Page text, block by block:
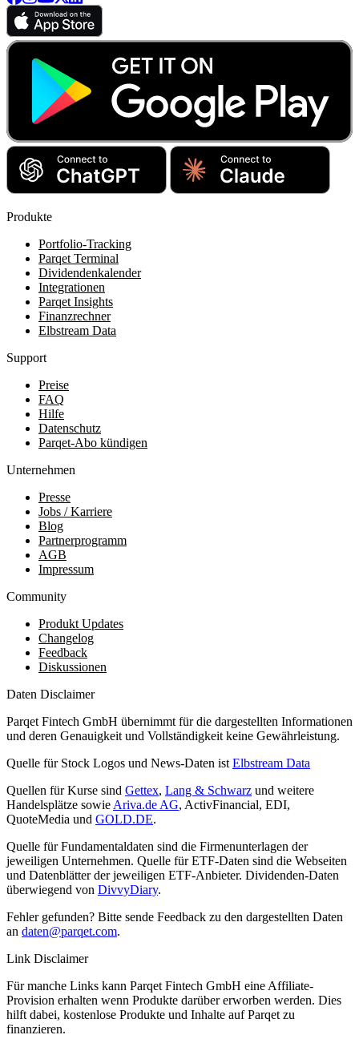
Produkte
Portfolio-Tracking
Parqet Terminal
Dividendenkalender
Integrationen
Parqet Insights
Finanzrechner
Elbstream Data
Support
Preise
FAQ
Hilfe
Datenschutz
Parqet-Abo kündigen
Unternehmen
Presse
Jobs / Karriere
Blog
Partnerprogramm
AGB
Impressum
Community
Produkt Updates
Changelog
Feedback
Diskussionen
Daten Disclaimer
Parqet Fintech GmbH übernimmt für die dargestellten Informationen
und deren Genauigkeit und Vollständigkeit keine Gewährleistung.
Quelle für Stock Logos und News-Daten ist Elbstream Data
Quellen für Kurse sind Gettex, Lang & Schwarz und weitere
Handelsplätze sowie Ariva.de AG, ActivFinancial, EDI,
QuoteMedia und GOLD.DE.
Quelle für Fundamentaldaten sind die Firmenunterlagen der
jeweiligen Unternehmen. Quelle für ETF-Daten sind die Webseiten
und Datenblätter der jeweiligen ETF-Anbieter. Dividenden-Daten
überwiegend von DivvyDiary.
Fehler gefunden? Bitte sende Feedback zu den dargestellten Daten
an daten@parqet.com.
Link Disclaimer
Für manche Links kann Parqet Fintech GmbH eine Affiliate-
Provision erhalten wenn Produkte darüber erworben werden. Dies
hilft dabei, kostenlose Produkte und Inhalte auf Parqet zu
finanzieren.